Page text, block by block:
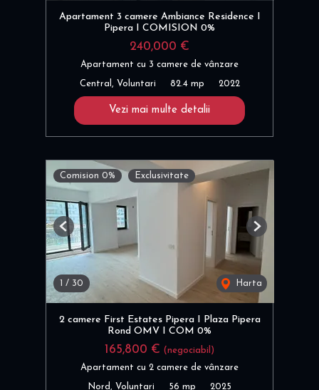
Apartament 3 camere Ambiance Residence I
Pipera I COMISION 0%
240,000 €
Apartament cu 3 camere de vânzare
Central, Voluntari 82.4 mp 2022
Vezi mai multe detalii
Comision 0% Exclusivitate
1 / 30 Harta
Previous Next
2 camere First Estates Pipera I Plaza Pipera
Rond OMV I COM 0%
165,800 € (negociabil)
Apartament cu 2 camere de vânzare
Nord, Voluntari 56 mp 2025